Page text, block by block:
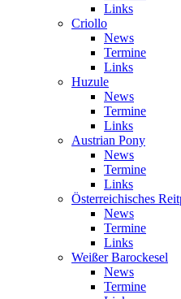
Links
Criollo
News
Termine
Links
Huzule
News
Termine
Links
Austrian Pony
News
Termine
Links
Österreichisches
News
Termine
Links
Weißer Barockesel
News
Termine